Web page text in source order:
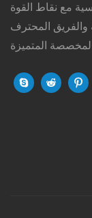
مع نقاط القوة
والفريق المحترف